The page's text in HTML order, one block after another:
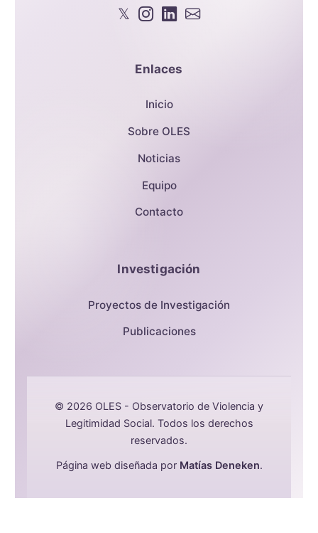
𝕏
Enlaces
Inicio
Sobre OLES
Noticias
Equipo
Contacto
Investigación
Proyectos de Investigación
Publicaciones
© 2026 OLES - Observatorio de Violencia y
Legitimidad Social. Todos los derechos
reservados.
Página web diseñada por Matías Deneken.